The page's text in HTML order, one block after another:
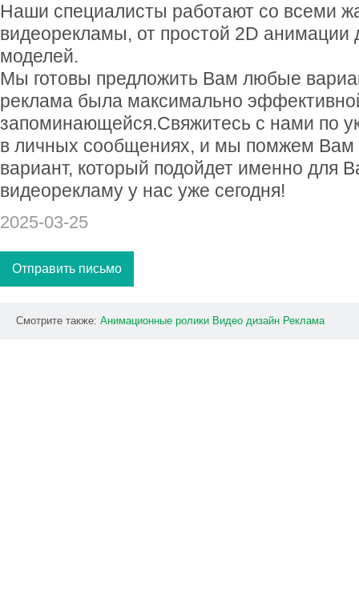
Наши специалисты работают со всеми
видеорекламы, от простой 2D
моделей.
Мы готовы предложить Вам любые
реклама была максимально
запоминающейся.Свяжитесь с нами по
в личных сообщениях, и мы помжем Вам
вариант, который подойдет именно для
видеорекламу у нас уже сегодня!
2025-03-25
Отправить письмо
Смотрите также: Анимационные ролики Видео дизайн Реклама